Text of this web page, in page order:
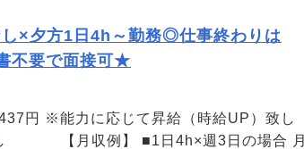
し×夕方1日4h～勤務◎仕事終わりは
不要で面接可★
※能力に応じて昇給（時給UP）致し
し 【月収例】 ■1日4h×週3日の場合 月